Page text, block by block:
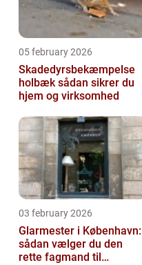
05 february 2026
Skadedyrsbekæmpelse
holbæk sådan sikrer du
hjem og virksomhed
03 february 2026
Glarmester i København:
sådan vælger du den
rette fagmand til